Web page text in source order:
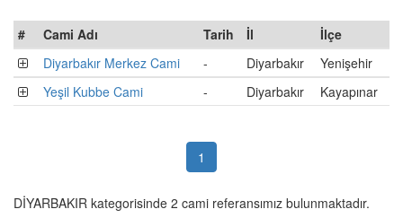
# Cami Adı Tarih İl
İlçe
Diyarbakır Merkez Cami
- Diyarbakır
Yenişehir
Yeşil Kubbe Cami
- Diyarbakır Kayapınar
1
DİYARBAKIR kategorisinde 2 cami referansımız bulunmaktadır.